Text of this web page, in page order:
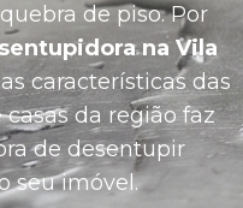
de piso. Por
na Vila
características das
da região faz
de desentupir
seu imóvel.